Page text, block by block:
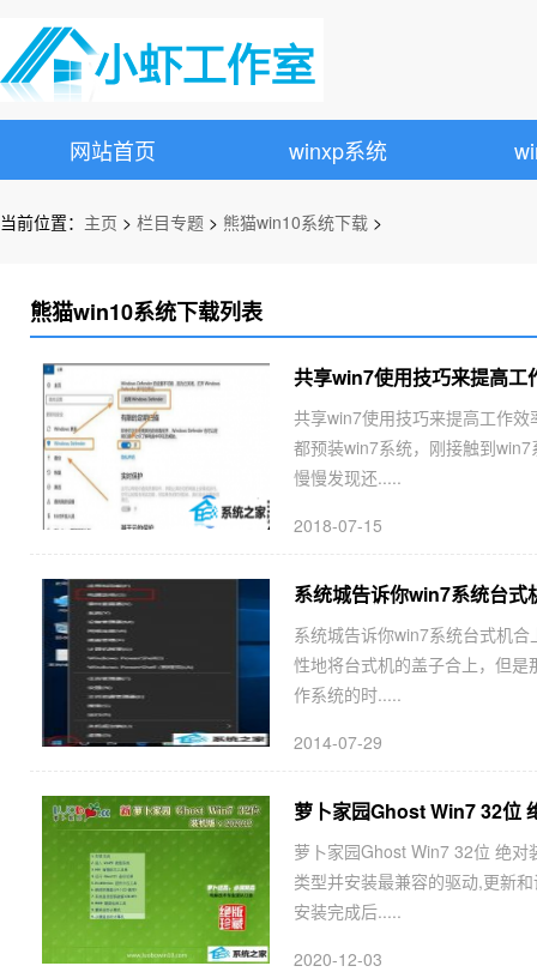
网站首页 winxp系统
当前位置： 主页 > 栏目专题 > 熊猫win10系统下载 >
熊猫win10系统下载列表
共享win7使用技巧来提高工
共享win7使用技巧来提高工作
都预装win7系统，刚接触到
慢慢发现还.....
2018-07-15
系统城告诉你win7系统台式
系统城告诉你win7系统台式机
性地将台式机的盖子合上，但
作系统的时.....
2014-07-29
萝卜家园Ghost Win7 32位
萝卜家园Ghost Win7 32位 绝
类型并安装最兼容的驱动,更新
安装完成后.....
2020-12-03